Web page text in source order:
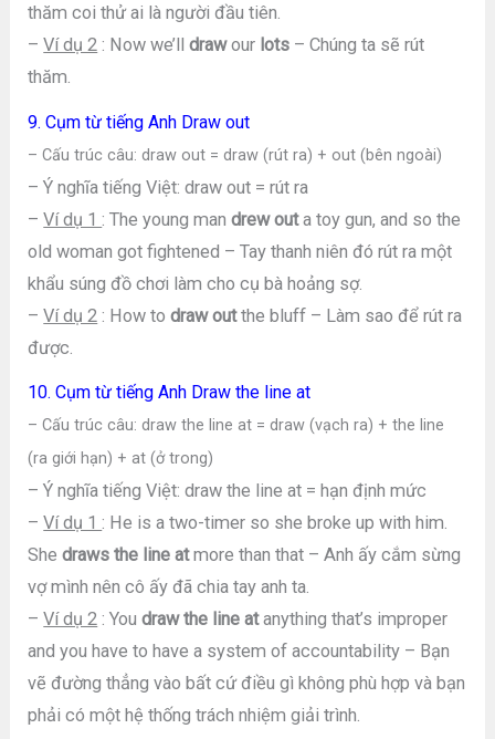
thăm coi thử ai là người đầu tiên.
–Ví dụ 2 : Now we’lldrawour lots – Chúng ta sẽ rút
thăm.
9. Cụm từ tiếng Anh Draw out
– Cấu trúc câu: draw out = draw (rút ra) + out (bên ngoài)
– Ý nghĩa tiếng Việt: draw out = rút ra
–Ví dụ 1: The young mandrew outa toy gun, and so the
old woman got fightened – Tay thanh niên đó rút ra một
khẩu súng đồ chơi làm cho cụ bà hoảng sợ.
–Ví dụ 2 : How todraw outthe bluff – Làm sao để rút ra
được.
10. Cụm từ tiếng Anh Draw the line at
– Cấu trúc câu: draw the line at = draw (vạch ra) + the line
(ra giới hạn) + at (ở trong)
– Ý nghĩa tiếng Việt: draw the line at = hạn định mức
–Ví dụ 1: He is a two-timer so she broke up with him.
Shedraws the line atmore than that – Anh ấy cắm sừng
vợ mình nên cô ấy đã chia tay anh ta.
–Ví dụ 2 : Youdraw the line atanything that’s improper
and you have to have a system of accountability – Bạn
vẽ đường thẳng vào bất cứ điều gì không phù hợp và bạn
phải có một hệ thống trách nhiệm giải trình.